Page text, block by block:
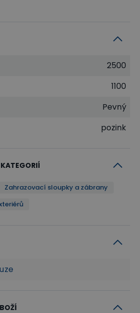
2500
1100
Pevný
pozink
Zahrazovací sloupky a zábrany